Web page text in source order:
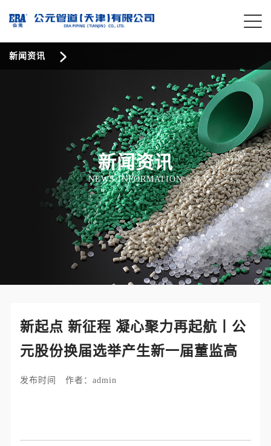
新闻资讯
新闻资讯
NEWS INFORMATION
新起点 新征程 凝心聚力再起航丨公
元股份换届选举产生新一届董监高
发布时间 作者：admin